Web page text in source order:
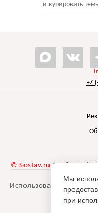
и курировать
+7
© Sostav.ru 1998-2026
Использование
Мы
при